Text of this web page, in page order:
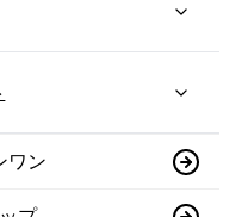
ワン